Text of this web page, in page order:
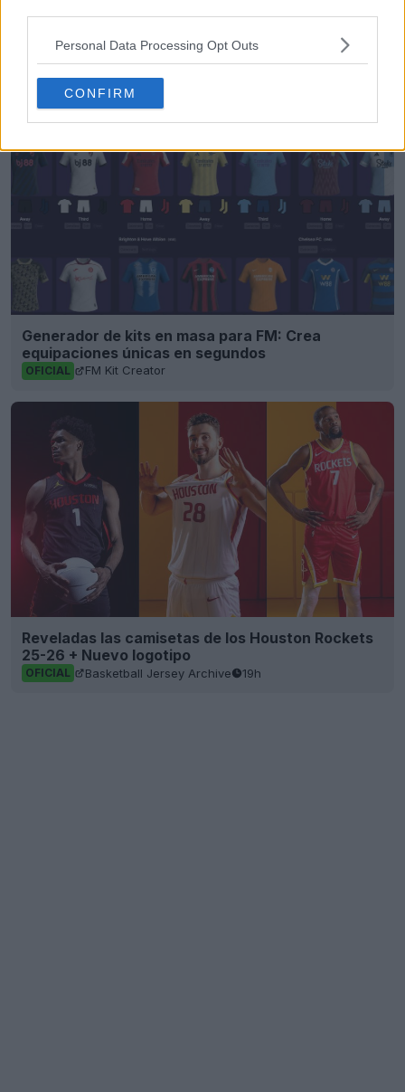
Personal Data Processing Opt Outs
CONFIRM
Equipaciones
Generador de kits en masa para FM: Crea
equipaciones únicas en segundos
OFICIAL FM Kit Creator
Reveladas las camisetas de los Houston Rockets
25-26 + Nuevo logotipo
OFICIAL Basketball Jersey Archive 19h